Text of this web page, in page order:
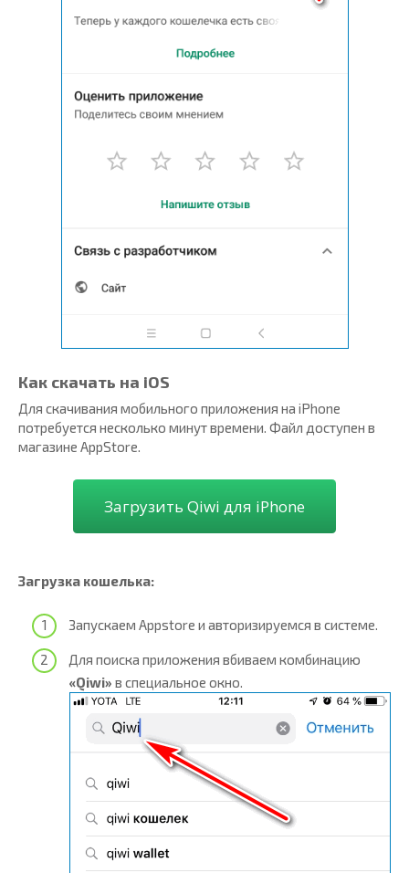
Как скачать на iOS
Для скачивания мобильного приложения на iPhone
потребуется несколько минут времени. Файл доступен в
магазине AppStore.
Загрузить Qiwi для iPhone
Загрузка кошелька:
Запускаем Appstore и авторизируемся в системе.
Для поиска приложения вбиваем комбинацию
«Qiwi» в специальное окно.